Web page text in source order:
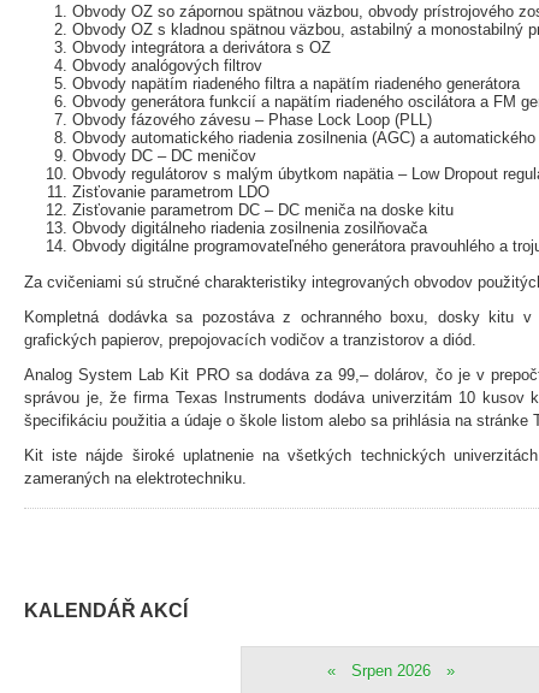
Obvody OZ so zápornou spätnou väzbou, obvody prístrojového
Obvody OZ s kladnou spätnou väzbou, astabilný a monostabilný
Obvody integrátora a derivátora s OZ
Obvody analógových filtrov
Obvody napätím riadeného filtra a napätím riadeného generátora
Obvody generátora funkcií a napätím riadeného oscilátora a FM
Obvody fázového závesu – Phase Lock Loop (PLL)
Obvody automatického riadenia zosilnenia (AGC) a
Obvody DC – DC meničov
Obvody regulátorov s malým úbytkom napätia – Low Dropout
Zisťovanie parametrom LDO
Zisťovanie parametrom DC – DC meniča na doske kitu
Obvody digitálneho riadenia zosilnenia zosilňovača
Obvody digitálne programovateľného generátora pravouhlého a
Za cvičeniami sú stručné charakteristiky integrovaných obvodov
Kompletná dodávka sa pozostáva z ochranného boxu, dosky kitu v
grafických papierov, prepojovacích vodičov a tranzistorov a diód.
Analog System Lab Kit PRO sa dodáva za 99,– dolárov, čo je v
správou je, že firma Texas Instruments dodáva univerzitám 10 kusov
špecifikáciu použitia a údaje o škole listom alebo sa prihlásia na stránke
Kit iste nájde široké uplatnenie na všetkých technických
zameraných na elektrotechniku.
KALENDÁŘ AKCÍ
« Srpen 2026 »